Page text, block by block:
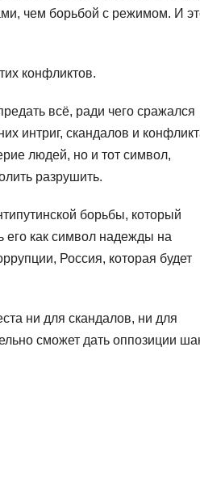
чем борьбой с режимом. И
конфликтов.
всё, ради чего сражался
интриг, скандалов и
людей, но и тот символ,
разрушить.
борьбы, который
его как символ надежды на
Россия, которая будет
ни для скандалов, ни для
сможет дать оппозиции